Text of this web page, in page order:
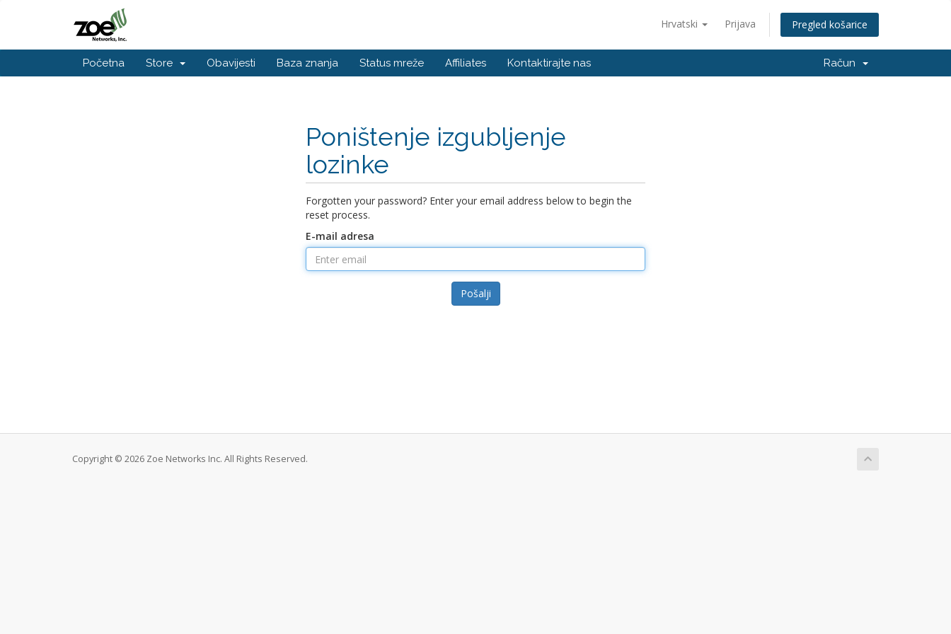
Hrvatski Prijava Pregled košarice
Početna Store Obavijesti Baza znanja Status mreže Affiliates Kontaktirajte nas Račun
Poništenje izgubljenje
lozinke
Forgotten your password? Enter your email address below to begin the
reset process.
E-mail adresa
Pošalji
Copyright © 2026 Zoe Networks Inc. All Rights Reserved.